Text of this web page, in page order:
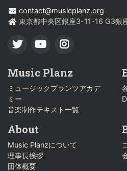
contact@musicplanz.org
東京都中央区銀座3-11-16 G3銀
TWITTERYOUTUBE
INSTAGRAM
Music Planz
ミュージックプランツアカデ
ミー
音楽制作テキスト一覧
About
Music Planzについて
理事長挨拶
団体概要